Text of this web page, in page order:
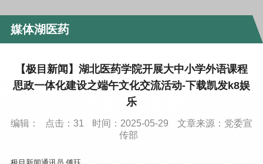
媒体湖医药
【极目新闻】湖北医药学院开展大中小学外语课程
思政一体化建设之端午文化交流活动-下载凯发k8娱
乐
编辑： 点击： 31 时间：2025-05-29
文章来源：党委宣
传部